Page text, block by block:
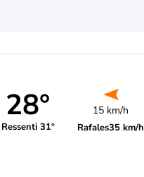
28°
Ressenti 31°
15 km/h
Rafales35 km/h